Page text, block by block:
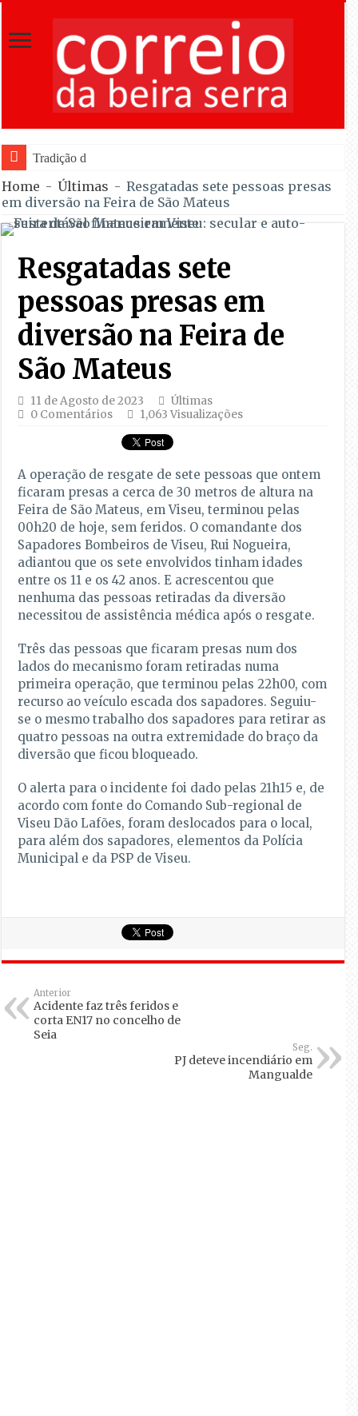
Tradição do “Solteiros vs Casados” re
Home - Últimas - Resgatadas sete pessoas presas
em diversão na Feira de São Mateus
Resgatadas sete
pessoas presas em
diversão na Feira de
São Mateus
11 de Agosto de 2023
Últimas
0 Comentários
1,063 Visualizações
A operação de resgate de sete pessoas que ontem
ficaram presas a cerca de 30 metros de altura na
Feira de São Mateus, em Viseu, terminou pelas
00h20 de hoje, sem feridos. O comandante dos
Sapadores Bombeiros de Viseu, Rui Nogueira,
adiantou que os sete envolvidos tinham idades
entre os 11 e os 42 anos. E acrescentou que
nenhuma das pessoas retiradas da diversão
necessitou de assistência médica após o resgate.
Três das pessoas que ficaram presas num dos
lados do mecanismo foram retiradas numa
primeira operação, que terminou pelas 22h00, com
recurso ao veículo escada dos sapadores. Seguiu-
se o mesmo trabalho dos sapadores para retirar as
quatro pessoas na outra extremidade do braço da
diversão que ficou bloqueado.
O alerta para o incidente foi dado pelas 21h15 e, de
acordo com fonte do Comando Sub-regional de
Viseu Dão Lafões, foram deslocados para o local,
para além dos sapadores, elementos da Polícia
Municipal e da PSP de Viseu.
Anterior
Acidente faz três feridos e
corta EN17 no concelho de
Seia
Seg.
PJ deteve incendiário em
Mangualde